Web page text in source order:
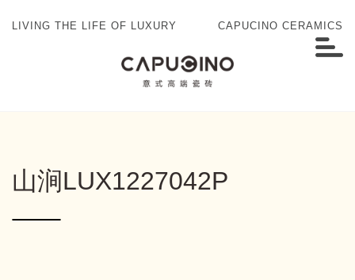
LIVING THE LIFE OF LUXURY CAPUCINO CERAMICS
山涧LUX1227042P